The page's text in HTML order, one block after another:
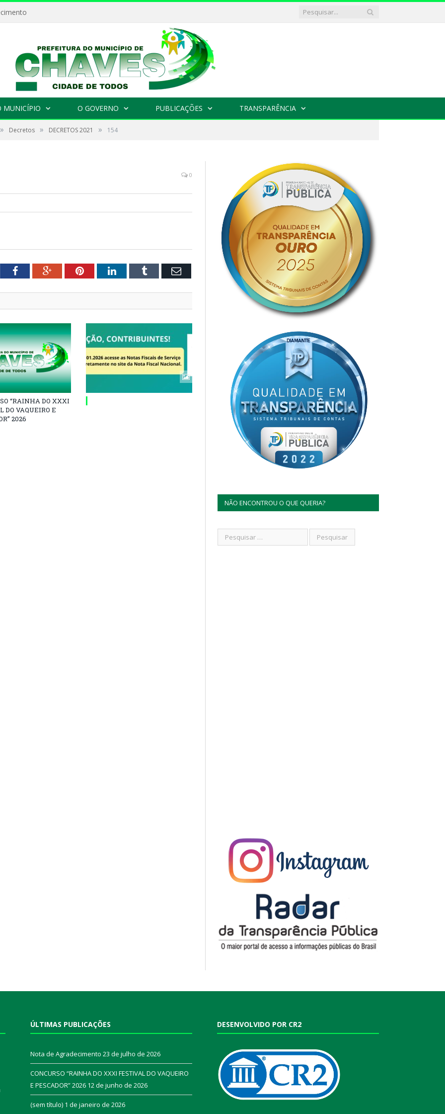
MUNICÍPIO O GOVERNO PUBLICAÇÕES TRANSPARÊNCIA
» Decretos » DECRETOS 2021 » 154
0
FacebookGoogle+PinterestLinkedInTumblr Email
“RAINHA DO XXXI
DO VAQUEIRO E
2026
NÃO ENCONTROU O QUE QUERIA?
ÚLTIMAS PUBLICAÇÕES
Nota de Agradecimento 23 de julho de 2026
CONCURSO “RAINHA DO XXXI FESTIVAL DO VAQUEIRO
E PESCADOR” 2026 12 de junho de 2026
(sem título) 1 de janeiro de 2026
DESENVOLVIDO POR CR2